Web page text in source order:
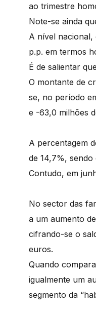
ao trimestre
Note-se ainda
A nível nacional,
p.p. em termos
É de salientar
O montante de
se, no período
e -63,0 milhões
A percentagem
de 14,7%, sendo
Contudo, em
No sector das
a um aumento
cifrando-se o
euros.
Quando
igualmente um
segmento da